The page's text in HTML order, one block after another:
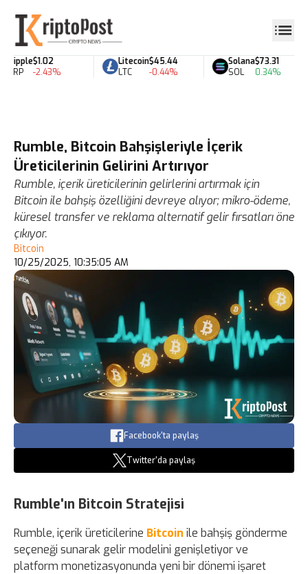
Ripple
XRP
$1.02
-2.43%
Litecoin
LTC
$45.44
-0.44%
Solana
SOL
$73.31
0.34%
Rumble, Bitcoin Bahşişleriyle İçerik
Üreticilerinin Gelirini Artırıyor
Rumble, içerik üreticilerinin gelirlerini artırmak için
Bitcoin ile bahşiş özelliğini devreye alıyor; mikro-ödeme,
küresel transfer ve reklama alternatif gelir fırsatları öne
çıkıyor.
Bitcoin
10/25/2025, 10:35:05 AM
Facebook'ta paylaş
Twitter'da paylaş
Rumble'ın Bitcoin Stratejisi
Rumble, içerik üreticilerine Bitcoin ile bahşiş gönderme
seçeneği sunarak gelir modelini genişletiyor ve
platform monetizasyonunda yeni bir dönemi işaret